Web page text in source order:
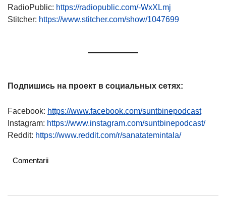
RadioPublic: https://radiopublic.com/-WxXLmj
Stitcher: https://www.stitcher.com/show/1047699
Подпишись на проект в социальных сетях:
Facebook: https://www.facebook.com/suntbinepodcast
Instagram: https://www.instagram.com/suntbinepodcast/
Reddit: https://www.reddit.com/r/sanatatemintala/
Comentarii